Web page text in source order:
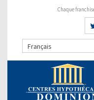
Chaque
Français